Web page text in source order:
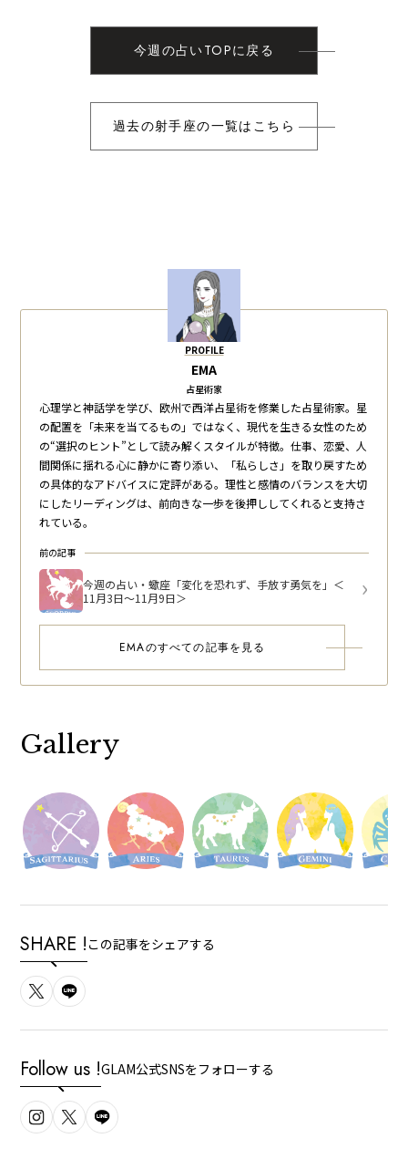
今週の占いTOPに戻る
過去の射手座の一覧はこちら
PROFILE
EMA
占星術家
心理学と神話学を学び、欧州で西洋占星術を修業した占星術家。星
の配置を「未来を当てるもの」ではなく、現代を生きる女性のため
の“選択のヒント”として読み解くスタイルが特徴。仕事、恋愛、人
間関係に揺れる心に静かに寄り添い、「私らしさ」を取り戻すため
の具体的なアドバイスに定評がある。理性と感情のバランスを大切
にしたリーディングは、前向きな一歩を後押ししてくれると支持さ
れている。
前の記事
今週の占い・蠍座「変化を恐れず、手放す勇気を」＜
11月3日～11月9日＞
EMAのすべての記事を見る
Gallery
SHARE ! この記事をシェアする
Follow us !GLAM公式SNSをフォローする